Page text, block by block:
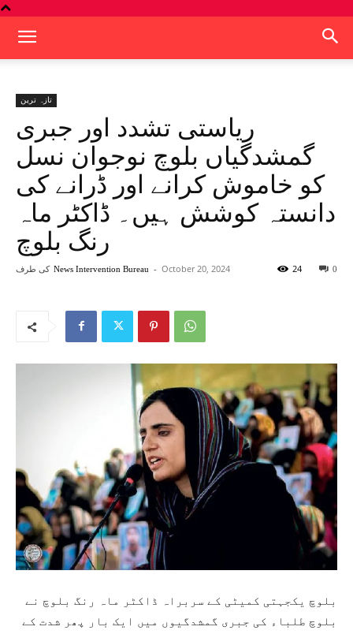
تازہ ترین
ریاستی تشدد اور جبری
گمشدگیاں بلوچ نوجوان نسل
کو خاموش کرانے اور ڈرانے کی
دانستہ کوشش ہیں۔ ڈاکٹر ماہ
رنگ بلوچ
کی طرف News Intervention Bureau - October 20, 2024 0
24
بلوچ یکجہتی کمیٹی کے سربراہ ڈاکٹر ماہ رنگ بلوچ نے
بلوچ طلباء کی جبری گمشدگیوں میں ایک بار پھر شدت کے